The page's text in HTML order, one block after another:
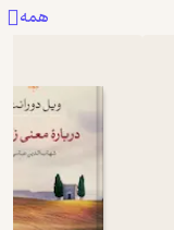
همه